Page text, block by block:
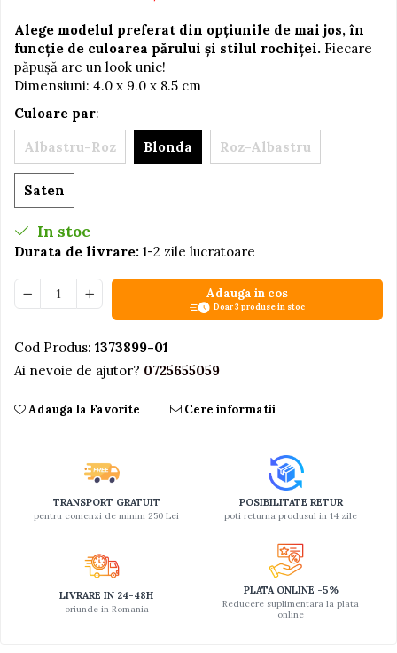
Jucarii educative din lemn
Motociclete
Muzica si instrumente
Pistoale
Plastilina
Proiectoare
Saltelute si centre de activitati
Seturi de doctor
Trenulete
Vehicule de constructii
Alege modelul preferat din opțiunile de mai jos, în
funcție de culoarea părului și stilul rochiței. Fiecare
păpușă are un look unic!
Dimensiuni: 4.0 x 9.0 x 8.5 cm
Culoare par:
Albastru-Roz
Blonda Roz-Albastru
Saten
In stoc
Durata de livrare: 1-2 zile lucratoare
Adauga in cos
Doar 3 produse in stoc
Cod Produs: 1373899-01
Ai nevoie de ajutor? 0725655059
Adauga la Favorite Cere informatii
TRANSPORT GRATUIT
pentru comenzi de minim 250 Lei
POSIBILITATE RETUR
poti returna produsul in 14 zile
LIVRARE IN 24-48H
oriunde in Romania
PLATA ONLINE -5%
Reducere suplimentara la plata
online